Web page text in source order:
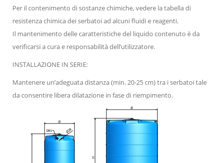
Per il contenimento di sostanze chimiche, vedere la tabella di
resistenza chimica dei serbatoi ad alcuni fluidi e reagenti.
Il mantenimento delle caratteristiche del liquido contenuto è da
verificarsi a cura e responsabilità dell’utilizzatore.
INSTALLAZIONE IN SERIE:
Mantenere un’adeguata distanza (min. 20-25 cm) tra i serbatoi tale
da consentire libera dilatazione in fase di riempimento.